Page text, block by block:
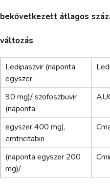
bekövetkezett átlagos
változás
Ledipaszvir (naponta
egyszer
90 mg)/ szofoszbuvir
(naponta
egyszer 400 mg),
emtricitabin
(naponta egyszer 200
mg)/